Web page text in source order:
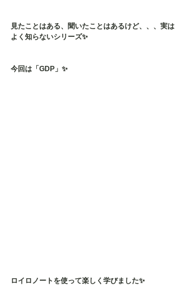
見たことはある、聞いたことはあるけど、、、実は
よく知らないシリーズ✨
今回は「GDP」✨
ロイロノートを使って楽しく学びました✨